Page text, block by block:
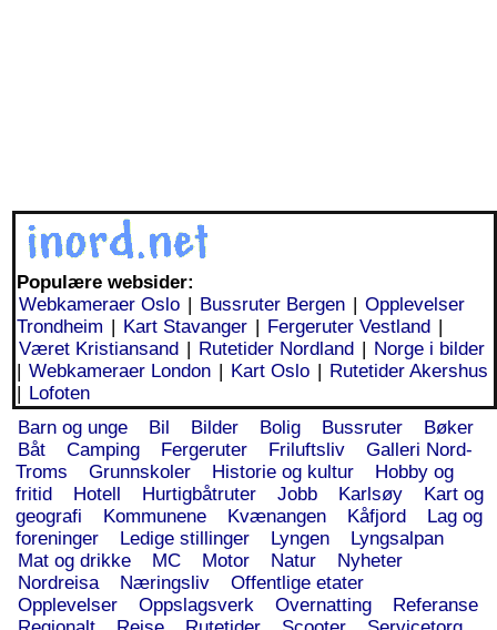
Populære websider:
Webkameraer Oslo | Bussruter Bergen | Opplevelser
Trondheim | Kart Stavanger | Fergeruter Vestland |
Været Kristiansand | Rutetider Nordland | Norge i bilder
| Webkameraer London | Kart Oslo | Rutetider Akershus
| Lofoten
Barn og unge
Bil Bilder Bolig Bussruter
Bøker
Båt
Camping Fergeruter Friluftsliv
Galleri Nord-
Troms
Grunnskoler Historie og kultur
Hobby og
fritid
Hotell Hurtigbåtruter Jobb Karlsøy
Kart og
geografi
Kommunene Kvænangen Kåfjord
Lag og
foreninger
Ledige stillinger Lyngen
Lyngsalpan
Mat og drikke
MC Motor Natur
Nyheter
Nordreisa
Næringsliv
Offentlige etater
Opplevelser
Oppslagsverk Overnatting
Referanse